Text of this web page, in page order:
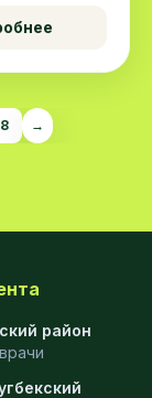
8 →
район
врачи